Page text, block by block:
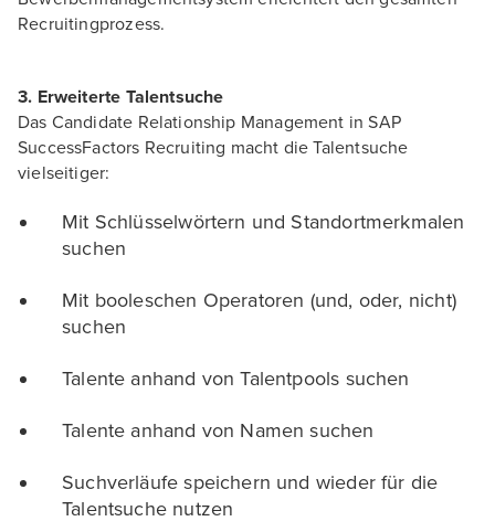
Recruitingprozess.
3. Erweiterte Talentsuche
Das Candidate Relationship Management in SAP
SuccessFactors Recruiting macht die Talentsuche
vielseitiger:
Mit Schlüsselwörtern und Standortmerkmalen
suchen
Mit booleschen Operatoren (und, oder, nicht)
suchen
Talente anhand von Talentpools suchen
Talente anhand von Namen suchen
Suchverläufe speichern und wieder für die
Talentsuche nutzen